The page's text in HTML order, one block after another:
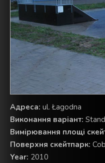
Aдреса: ul. Łagodna
Виконання варіант:
Вимірювання площі
Поверхня скейтпарк:
Year: 2010